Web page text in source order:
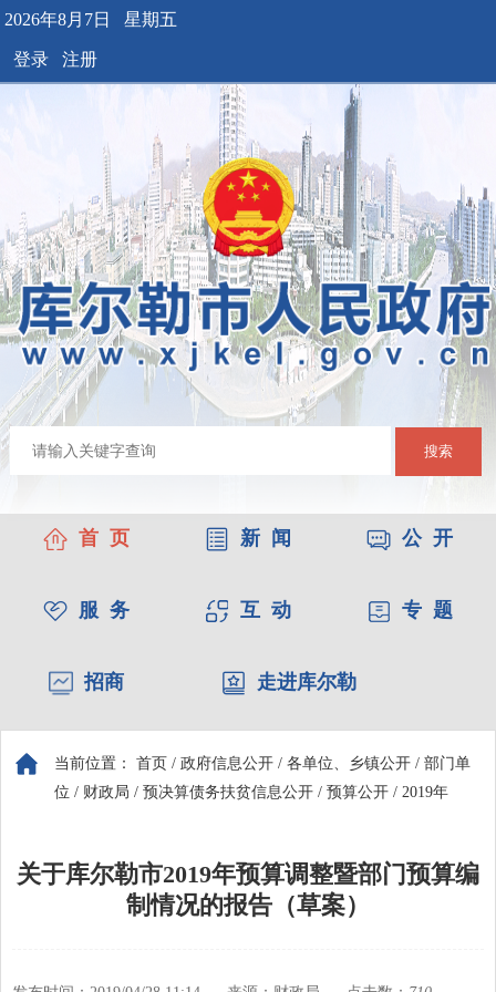
2026年8月7日 星期五
登录 注册
搜索
首 页 新 闻 公 开
服 务 互 动 专 题
招商 走进库尔勒
当前位置： 首页 / 政府信息公开 / 各单位、乡镇公开 / 部门单
位 / 财政局 / 预决算债务扶贫信息公开 / 预算公开 / 2019年
关于库尔勒市2019年预算调整暨部门预算编
制情况的报告（草案）